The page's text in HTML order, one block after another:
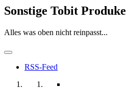
Sonstige Tobit Produke
Alles was oben nicht reinpasst...
RSS-Feed